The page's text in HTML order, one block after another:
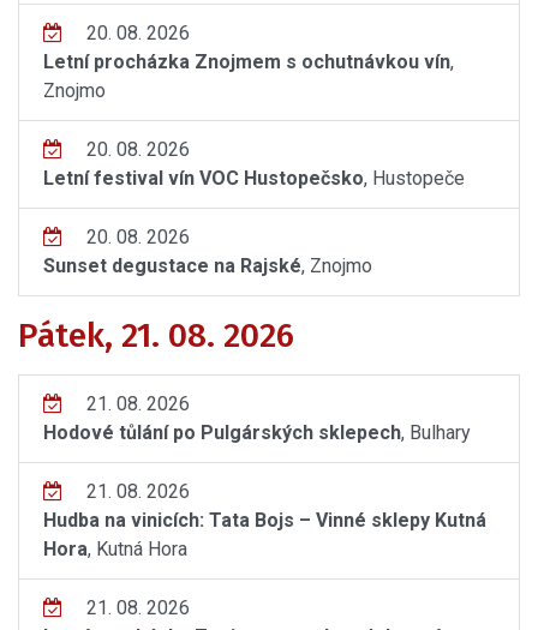
20. 08. 2026
Letní procházka Znojmem s ochutnávkou vín,
Znojmo
20. 08. 2026
Letní festival vín VOC Hustopečsko, Hustopeče
20. 08. 2026
Sunset degustace na Rajské, Znojmo
Pátek, 21. 08. 2026
21. 08. 2026
Hodové tůlání po Pulgárských sklepech, Bulhary
21. 08. 2026
Hudba na vinicích: Tata Bojs – Vinné sklepy Kutná
Hora, Kutná Hora
21. 08. 2026